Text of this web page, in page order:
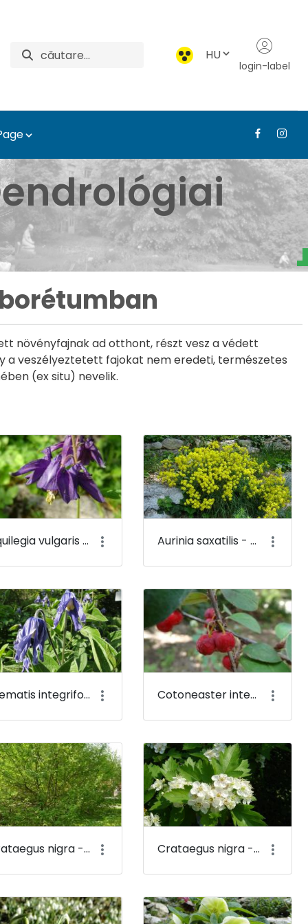
HU
login-label
Arborétum -
növényfajnak ad otthont, részt vesz a védett
a veszélyeztetett fajokat nem eredeti, természetes
(ex situ) nevelik.
Aquilegia vulgaris - Közönséges harangláb - Budai Arborétum Aurinia saxatilis - Sziklai ternye - Budai Arborétum
Clematis integrifolia - Réti iszalag - Budai Arborétum Cotoneaster integerrimus - Szirti madárbirs - Budai Arborétum
Crataegus nigra - Fekete galagonya - Budai Arborétum Crataegus nigra - Fekete galagonya (virága) - Budai Arborétum